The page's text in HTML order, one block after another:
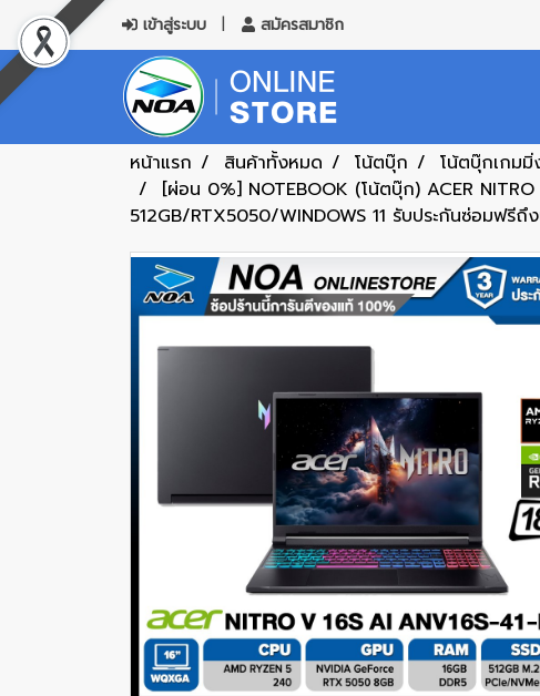
เข้าสู่ระบบ สมัครสมาชิก
หน้าแรก สินค้าทั้งหมด โน้ตบุ๊ก
โน้ตบุ๊กเกมมิ่
[ผ่อน 0%] NOTEBOOK (โน้ตบุ๊ก) ACER
512GB/RTX5050/WINDOWS 11 รับประกันซ่อมฟรีถึ